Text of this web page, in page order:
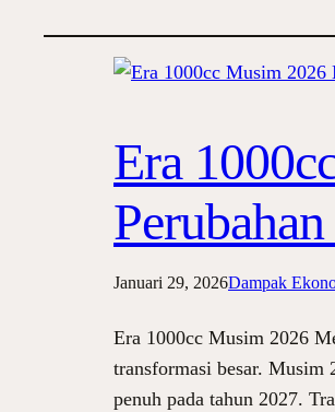
Era
Januari 29, 2026Dampak
Era 1000cc Musim 2026
transformasi besar. Musim
penuh pada tahun 2027.